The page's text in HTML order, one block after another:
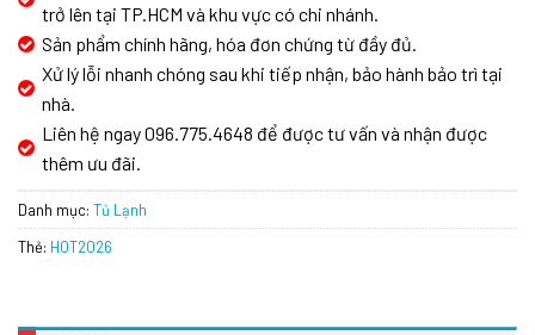
trở lên tại TP.HCM và khu vực có chi nhánh.
Sản phẩm chính hãng, hóa đơn chứng từ đầy đủ.
Xử lý lỗi nhanh chóng sau khi tiếp nhận, bảo hành bảo trì tại
nhà.
Liên hệ ngay 096.775.4648 để được tư vấn và nhận được
thêm ưu đãi.
Danh mục: Tủ Lạnh
Thẻ: HOT2026